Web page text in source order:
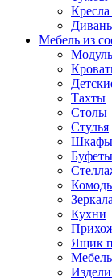
Кресла
Мебель из
Тахты
Столы
Стулья
Шкафы
Кухни
Ящик